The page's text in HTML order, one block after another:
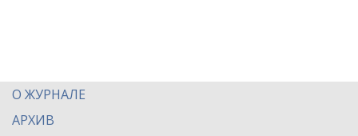
О ЖУРНАЛЕ
АРХИВ